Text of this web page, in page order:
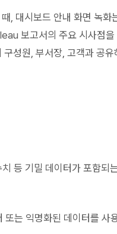
, 대시보드 안내 화면 녹화
보고서의 주요 시사점을
성원, 부서장, 고객과 공유
등 기밀 데이터가 포함되
는 익명화된 데이터를 사